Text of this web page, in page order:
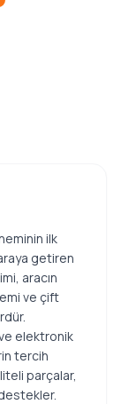
ilk
getiren
aracın
ve çift
elektronik
tercih
parçalar,